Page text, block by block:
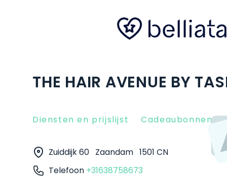
THE HAIR AVENUE BY
Diensten en prijslijst Cadeaubonnen
Zuiddijk 60 Zaandam 1501 CN
Telefoon +31638758673